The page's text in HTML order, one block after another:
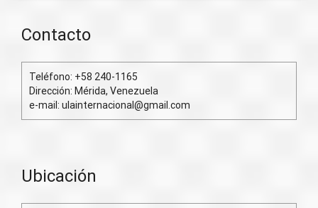
Contacto
Teléfono: +58 240-1165
Dirección: Mérida, Venezuela
e-mail: ulainternacional@gmail.com
Ubicación